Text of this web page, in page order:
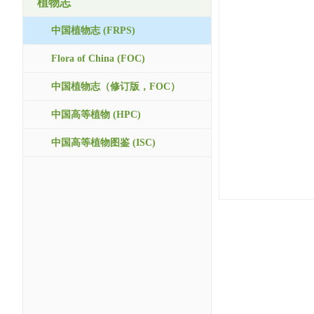
植物志
中国植物志 (FRPS)
Flora of China (FOC)
中国植物志（修订版，FOC）
中国高等植物 (HPC)
中国高等植物图鉴 (ISC)